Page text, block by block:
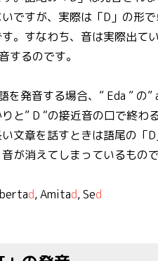
ですが、実際は「D」の形
。すなわち、音は実際出て
するのです。
を発音する場合、” Eda ” の”
と” D “の接近音の口で終わ
文章を話すときは語尾の「
が消えてしまっているもの
d, Amitad, Sed